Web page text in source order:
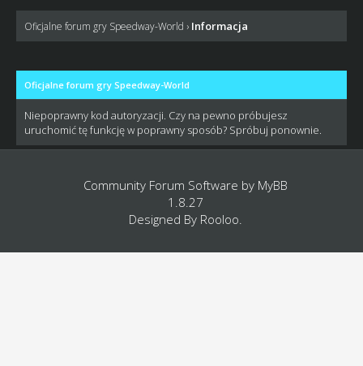
Oficjalne forum gry Speedway-World › Informacja
Oficjalne forum gry Speedway-World
Niepoprawny kod autoryzacji. Czy na pewno próbujesz
uruchomić tę funkcję w poprawny sposób? Spróbuj ponownie.
Community Forum Software by MyBB
1.8.27
Designed By Rooloo.